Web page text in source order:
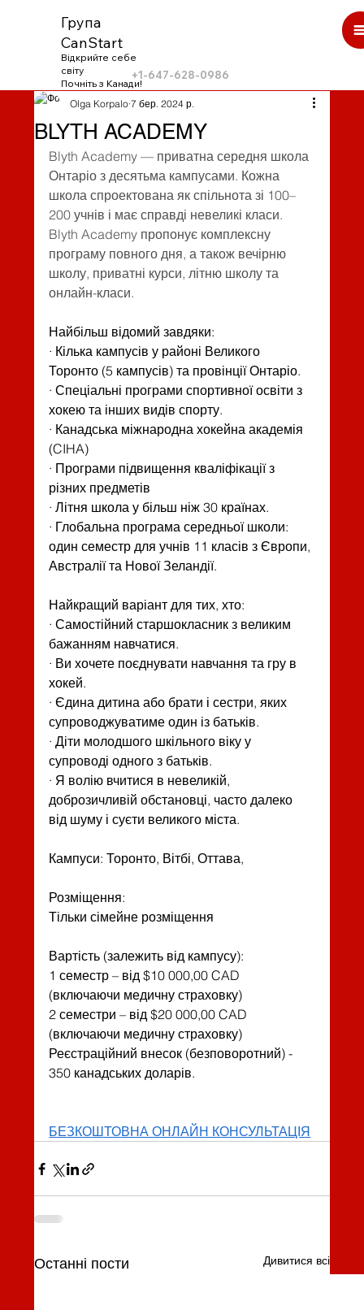
Група
CanStart
Відкрийте себе
світу
Почніть з Канади!
+1-647-628-0986
BLYTH ACADEMY
Olga Korpalo 7 бер. 2024 р.
Blyth Academy — приватна середня школа
Онтаріо з десятьма кампусами. Кожна
школа спроектована як спільнота зі 100–
200 учнів і має справді невеликі класи.
Blyth Academy пропонує комплексну
програму повного дня, а також вечірню
школу, приватні курси, літню школу та
онлайн-класи.
Найбільш відомий завдяки:
· Кілька кампусів у районі Великого
Торонто (5 кампусів) та провінції Онтаріо.
· Спеціальні програми спортивної освіти з
хокею та інших видів спорту.
· Канадська міжнародна хокейна академія
(CIHA)
· Програми підвищення кваліфікації з
різних предметів
· Літня школа у більш ніж 30 країнах.
· Глобальна програма середньої школи:
один семестр для учнів 11 класів з Європи,
Австралії та Нової Зеландії.
Найкращий варіант для тих, хто:
· Самостійний старшокласник з великим
бажанням навчатися.
· Ви хочете поєднувати навчання та гру в
хокей.
· Єдина дитина або брати і сестри, яких
супроводжуватиме один із батьків.
· Діти молодшого шкільного віку у
супроводі одного з батьків.
· Я волію вчитися в невеликій,
доброзичливій обстановці, часто далеко
від шуму і суєти великого міста.
Кампуси: Торонто, Вітбі, Оттава,
Розміщення:
Тільки сімейне розміщення
Вартість (залежить від кампусу):
1 семестр – від $10 000,00 CAD
(включаючи медичну страховку)
2 семестри – від $20 000,00 CAD
(включаючи медичну страховку)
Реєстраційний внесок (безповоротний) -
350 канадських доларів.
БЕЗКОШТОВНА ОНЛАЙН КОНСУЛЬТАЦІЯ
Останні пости Дивитися всі